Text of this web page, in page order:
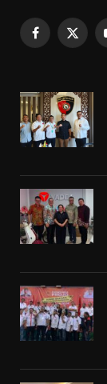
Facebook
X